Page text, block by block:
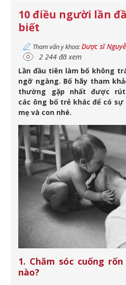
10 điều người lần
biết
Tham vấn y khoa:Dược sĩ
2 244 đã xem
Lần đầu tiên làm bố không
ngỡ ngàng. Bố hãy tham
thường gặp nhất được
các ông bố trẻ khác để có
mẹ và con nhé.
1. Chăm sóc cuống
nào?